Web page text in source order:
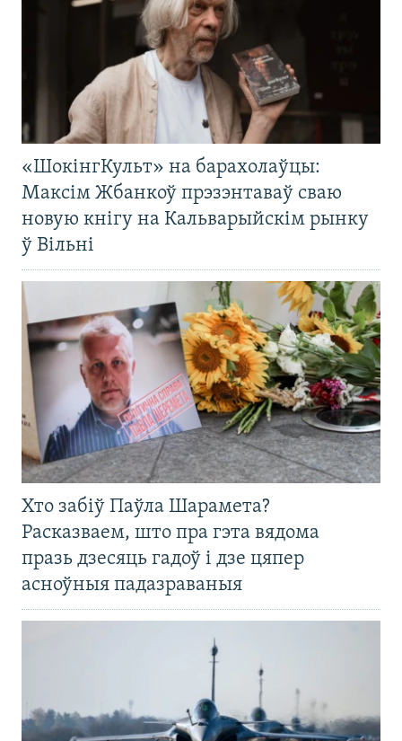
«ШокінгКульт» на барахолаўцы:
Максім Жбанкоў прэзэнтаваў сваю
новую кнігу на Кальварыйскім рынку
ў Вільні
Хто забіў Паўла Шарамета?
Расказваем, што пра гэта вядома
празь дзесяць гадоў і дзе цяпер
асноўныя падазраваныя